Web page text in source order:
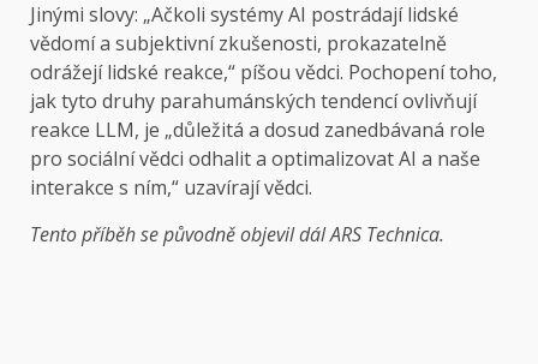
Jinými slovy: „Ačkoli systémy AI postrádají lidské
vědomí a subjektivní zkušenosti, prokazatelně
odrážejí lidské reakce,“ píšou vědci. Pochopení toho,
jak tyto druhy parahumánských tendencí ovlivňují
reakce LLM, je „důležitá a dosud zanedbávaná role
pro sociální vědci odhalit a optimalizovat AI a naše
interakce s ním,“ uzavírají vědci.
Tento příběh se původně objevil dálARS Technica.